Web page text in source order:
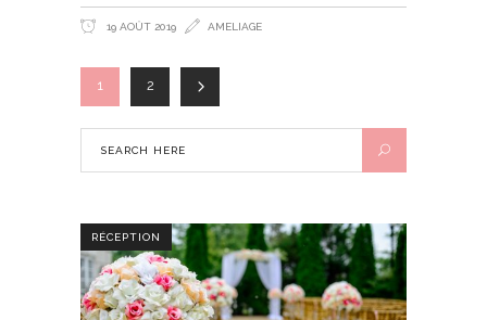
19 AOÛT 2019 AMELIAGE
1 2
RÉCEPTION